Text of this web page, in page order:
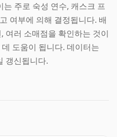
주로 숙성 연수, 캐스크 프
여부에 의해 결정됩니다. 배
여러 소매점을 확인하는 것이
도움이 됩니다. 데이터는
갱신됩니다.